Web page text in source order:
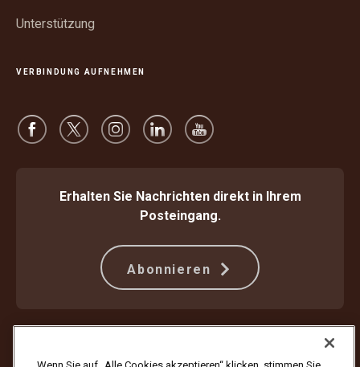
Unterstützung
VERBINDUNG AUFNEHMEN
Erhalten Sie Nachrichten direkt in Ihrem
Posteingang.
Abonnieren